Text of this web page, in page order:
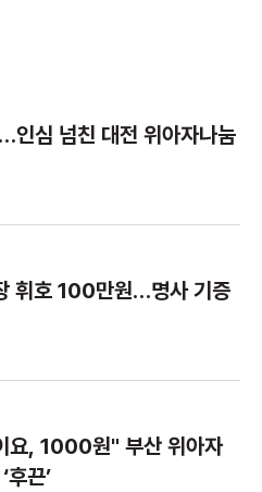
인심 넘친 대전 위아자나눔
휘호 100만원…명사 기증
요, 1000원" 부산 위아자
끈’